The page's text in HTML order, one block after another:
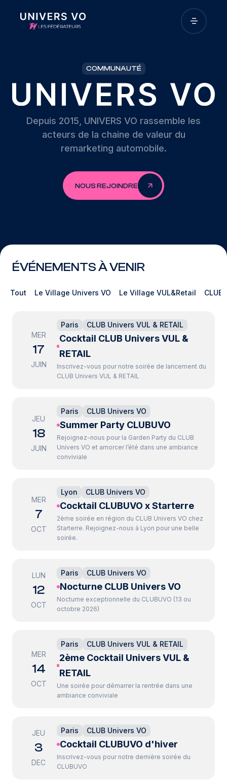
COMMUNAUTÉ
Depuis 2015, UNIVERS VO rassemble les
acteurs de la chaine de valeur du
remarketing automobile.
NOUS REJOINDRE
ÉVÉNEMENTS À VENIR
Tout Le Village Univers VO Le Village VUL&Retail
MER
17
JUIN
Paris CLUB Univers VUL & RETAIL
Cocktail CLUB Univers VUL &
RETAIL
Inscrivez-vous pour notre soirée de lancement du
CLUB Univers VUL & RETAIL
JEU
18
JUIN
Paris CLUB Univers VO
Summer Party CLUBUVO
Rejoignez-nous pour la Garden Party du CLUB
Univers VO et amorcer l’été dans une ambiance
conviviale
MER
7
OCT
Lyon CLUB Univers VO
Cocktail CLUBUVO x Starterre
2ème soirée en région du CLUB Univers VO chez
Starterre. Rejoignez-nous à Lyon pour une belle
soirée.
LUN
12
OCT
Paris CLUB Univers VO
Nocturne CLUB Univers VO
Nocturne exceptionnelle du CLUBUVO (13 ou
octobre 2026)
MER
14
OCT
Paris CLUB Univers VUL & RETAIL
2ème Cocktail Univers VUL &
RETAIL
Une soirée pour démarrer la rentrée dans une
ambiance conviviale
JEU
3
DEC
Paris CLUB Univers VO
Cocktail CLUBUVO d'hiver
Inscrivez-vous pour notre dernière soirée du
CLUBUVO